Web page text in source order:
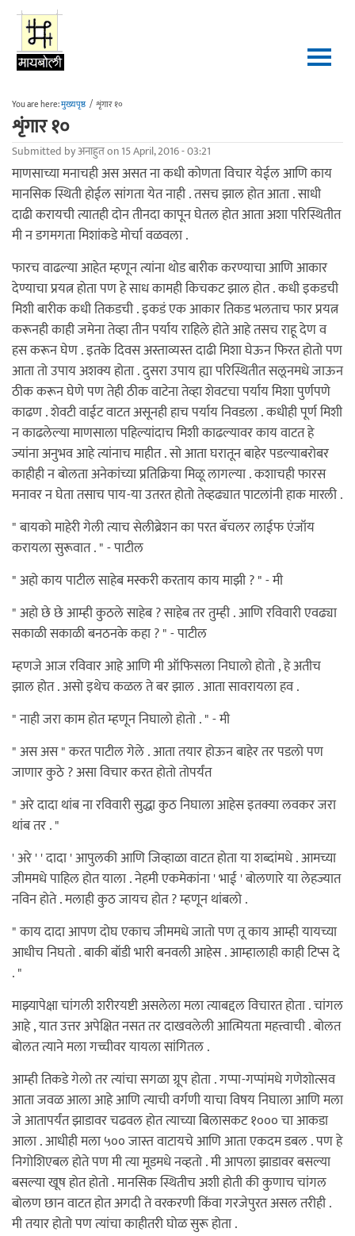
Skip to main content
You are here:मुख्यपृष्ठ / शृंगार १०
शृंगार १०
Submitted byअनाहुतon 15 April, 2016 - 03:21
माणसाच्या मनाचही अस असत ना कधी कोणता विचार येईल आणि काय
मानसिक स्थिती होईल सांगता येत नाही . तसच झाल होत आता . साधी
दाढी करायची त्यातही दोन तीनदा कापून घेतल होत आता अशा परिस्थितीत
मी न डगमगता मिशांकडे मोर्चा वळवला .
फारच वाढल्या आहेत म्हणून त्यांना थोड बारीक करण्याचा आणि आकार
देण्याचा प्रयत्न होता पण हे साध कामही किचकट झाल होत . कधी इकडची
मिशी बारीक कधी तिकडची . इकडं एक आकार तिकड भलताच फार प्रयत्न
करूनही काही जमेना तेव्हा तीन पर्याय राहिले होते आहे तसच राहू देण व
हस करून घेण . इतके दिवस अस्ताव्यस्त दाढी मिशा घेऊन फिरत होतो पण
आता तो उपाय अशक्य होता . दुसरा उपाय ह्या परिस्थितीत सलूनमधे जाऊन
ठीक करून घेणे पण तेही ठीक वाटेना तेव्हा शेवटचा पर्याय मिशा पुर्णपणे
काढण . शेवटी वाईट वाटत असूनही हाच पर्याय निवडला . कधीही पूर्ण मिशी
न काढलेल्या माणसाला पहिल्यांदाच मिशी काढल्यावर काय वाटत हे
ज्यांना अनुभव आहे त्यांनाच माहीत . सो आता घरातून बाहेर पडल्याबरोबर
काहीही न बोलता अनेकांच्या प्रतिक्रिया मिळू लागल्या . कशाचही फारस
मनावर न घेता तसाच पाय-या उतरत होतो तेव्हढ्यात पाटलांनी हाक मारली .
" बायको माहेरी गेली त्याच सेलीब्रेशन का परत बॅचलर लाईफ एंजॉय
करायला सुरूवात . " - पाटील
" अहो काय पाटील साहेब मस्करी करताय काय माझी ? " - मी
" अहो छे छे आम्ही कुठले साहेब ? साहेब तर तुम्ही . आणि रविवारी एवढ्या
सकाळी सकाळी बनठनके कहा ? " - पाटील
म्हणजे आज रविवार आहे आणि मी ऑफिसला निघालो होतो , हे अतीच
झाल होत . असो इथेच कळल ते बर झाल . आता सावरायला हव .
" नाही जरा काम होत म्हणून निघालो होतो . " - मी
" अस अस " करत पाटील गेले . आता तयार होऊन बाहेर तर पडलो पण
जाणार कुठे ? असा विचार करत होतो तोपर्यंत
" अरे दादा थांब ना रविवारी सुद्धा कुठ निघाला आहेस इतक्या लवकर जरा
थांब तर . "
' अरे ' ' दादा ' आपुलकी आणि जिव्हाळा वाटत होता या शब्दांमधे . आमच्या
जीममधे पाहिल होत याला . नेहमी एकमेकांना ' भाई ' बोलणारे या लेहज्यात
नविन होते . मलाही कुठ जायच होत ? म्हणून थांबलो .
" काय दादा आपण दोघ एकाच जीममधे जातो पण तू काय आम्ही यायच्या
आधीच निघतो . बाकी बॉडी भारी बनवली आहेस . आम्हालाही काही टिप्स दे
. "
माझ्यापेक्षा चांगली शरीरयष्टी असलेला मला त्याबद्दल विचारत होता . चांगल
आहे , यात उत्तर अपेक्षित नसत तर दाखवलेली आत्मियता महत्त्वाची . बोलत
बोलत त्याने मला गच्चीवर यायला सांगितल .
आम्ही तिकडे गेलो तर त्यांचा सगळा ग्रूप होता . गप्पा-गप्पांमधे गणेशोत्सव
आता जवळ आला आहे आणि त्याची वर्गणी याचा विषय निघाला आणि मला
जे आतापर्यंत झाडावर चढवल होत त्याच्या बिलासकट १००० चा आकडा
आला . आधीही मला ५०० जास्त वाटायचे आणि आता एकदम डबल . पण हे
निगोशिएबल होते पण मी त्या मूडमधे नव्हतो . मी आपला झाडावर बसल्या
बसल्या खूष होत होतो . मानसिक स्थितीच अशी होती की कुणाच चांगल
बोलण छान वाटत होत अगदी ते वरकरणी किंवा गरजेपुरत असल तरीही .
मी तयार होतो पण त्यांचा काहीतरी घोळ सुरू होता .